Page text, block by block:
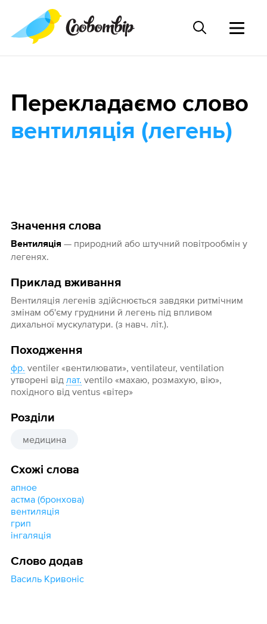
Значення слова
Вентиляція— природний або штучний повітрообмін у
легенях.
Приклад вживання
Вентиляція легенів здійснюється завдяки ритмічним
змінам об'єму груднини й легень під впливом
дихальної мускулатури. (з навч. літ.).
Походження
фр. ventiler «вентилювати», ventilateur, ventilation
утворені від лат. ventilo «махаю, розмахую, вію»,
похідного від ventus «вітер»
Розділи
медицина
Схожі слова
апное
астма (бронхова)
вентиляція
грип
інгаляція
Слово додав
Василь Кривоніс
Перекладаємо слово
вентиляція (легень)